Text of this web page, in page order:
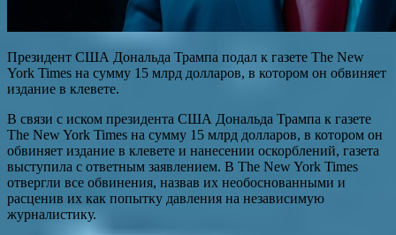
Президент США Дональда Трампа подал к газете The New
York Times на сумму 15 млрд долларов, в котором он обвиняет
издание в клевете.
В связи с иском президента США Дональда Трампа к газете
The New York Times на сумму 15 млрд долларов, в котором он
обвиняет издание в клевете и нанесении оскорблений, газета
выступила с ответным заявлением. В The New York Times
отвергли все обвинения, назвав их необоснованными и
расценив их как попытку давления на независимую
журналистику.